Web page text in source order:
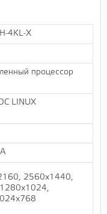
4KL-X
процессор
LINUX
2560х1440,